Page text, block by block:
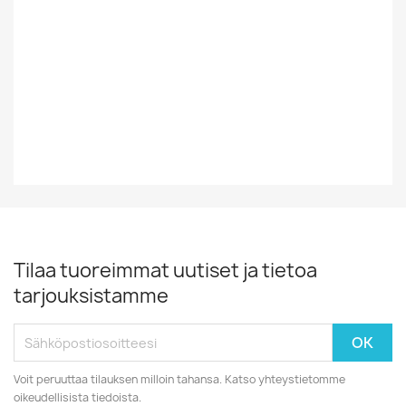
Tilaa tuoreimmat uutiset ja tietoa
tarjouksistamme
Voit peruuttaa tilauksen milloin tahansa. Katso yhteystietomme
oikeudellisista tiedoista.